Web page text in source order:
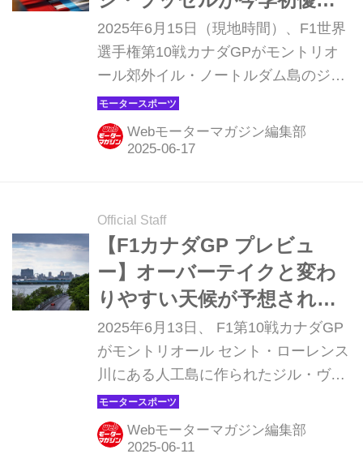
勝、マクラーレンは表彰台
逃す
2025年6月15日（現地時間）、F1世界
選手権第10戦カナダGPがモントリオ
ール郊外イル・ノートルダム島のジ
ル・ビルヌーブ・サーキットで開催さ
れ、メルセデスのジョージ・ラッセル
が優勝、2位にはレッドブルのマック
グリッドペナルティで18番手スタート
となった角田裕毅（レッドブル）は、
1ストップ戦略で浮上を狙ったが12位
に終わった。
Webモーターマガジン編集部
Official Staff
【F1カナダGP プレビュ
ー】オーバーテイクと変わ
りやすい天候が予想される
モントリオール、波乱の要
素はたっぷり
2025年6月13日、 F1第10戦カナダGP
がモントリオール セント・ローレンス
川にある人工島に作られたジル・ヴィ
ルヌーヴ・サーキットで開幕する。モ
ナコほど特殊なコースではないが、パ
ーマネントサーキットとは異なる半公
Webモーターマガジン編集部